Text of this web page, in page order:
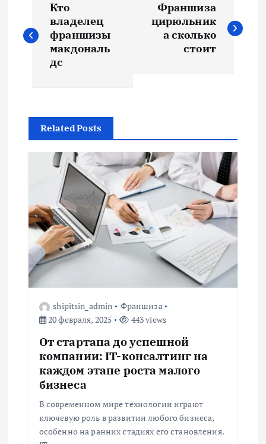
а
г
а
и
я
п
о
Кто
владелец
франшизы
макдональ
дс
Франшиза
цирюльник
а сколько
стоит
Related Posts
shipitsin_admin
Франшиза
20 февраля, 2025
443 views
От стартапа до успешной
компании: IT-консалтинг на
каждом этапе роста малого
бизнеса
В современном мире технологии играют
ключевую роль в развитии любого бизнеса,
особенно на ранних стадиях его становления.